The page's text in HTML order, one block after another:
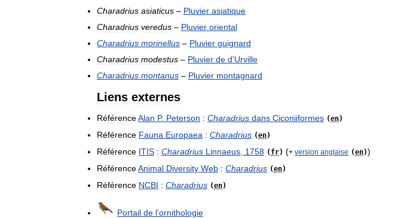
Charadrius asiaticus – Pluvier asiatique
Charadrius veredus – Pluvier oriental
Charadrius morinellus – Pluvier guignard
Charadrius modestus – Pluvier de d'Urville
Charadrius montanus – Pluvier montagnard
Liens externes
RéférenceAlan P. Peterson : Charadrius dans Ciconiiformes (en)
Référence Fauna Europaea : Charadrius (en)
Référence ITIS : Charadrius Linnaeus 1758 ( fr) (+ version anglaise (en))
RéférenceAnimal Diversity Web : Charadrius (en)
Référence NCBI : Charadrius (en)
Portail de l’ornithologie